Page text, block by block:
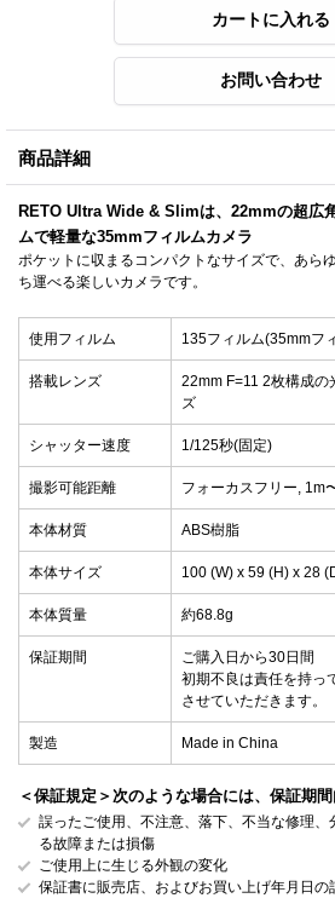
商品詳細
RETO Ultra Wide & Slimは、22mmの超広
ムで軽量な35mmフィルムカメラ
ポケットに収まるコンパクトなサイズで、あら
ち運べる楽しいカメラです。
使用フィルム 135フィルム(35mmフ
搭載レンズ
22mm F=11 2枚構成の
ズ
シャッター速度 1/125秒(固定)
撮影可能距離 フォーカスフリー, 1m
本体材質 ABS樹脂
本体サイズ 100 (W) x 59 (H) x 28
本体質量 約68.8g
保証期間
ご購入日から30日間
初期不良は責任を持っ
させていただきます。
製造 Made in China
＜保証規定＞次のような場合には、保証期
誤ったご使用、不注意、落下、不当な修理、
る故障または損傷
ご使用上に生じる外観の変化
保証書に販売店、およびお買い上げ年月日